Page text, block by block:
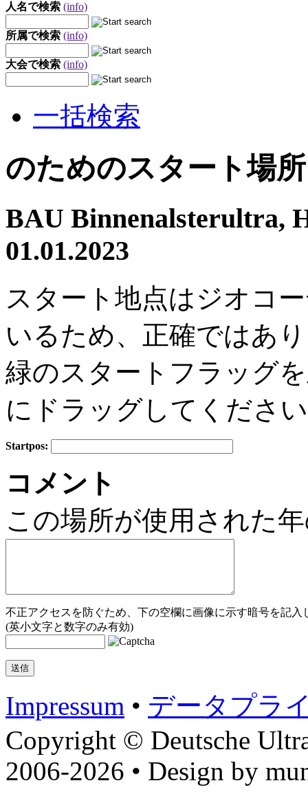
人名で検索 (info)
所属で検索 (info)
大会で検索 (info)
一括検索
のためのスタート場所
BAU Binnenalsterultra,
01.01.2023
スタート地点はジオコ
いるため、正確ではあ
緑のスタートフラッグ
にドラッグしてくださ
−
Startpos:
コメント
この場所が使用された
不正アクセスを防ぐため、下の空欄に画像に示す暗号を記入
(英小文字と数字のみ有効)
Impressum • データプラ
Copyright © Deutsche
2006-2026 • Design by